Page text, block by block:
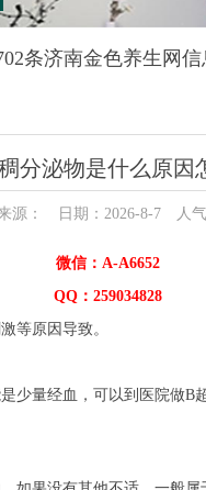
条济南金色养生网信
分泌物是什么原因
源： 日期：2026-8-7 人气
微信：A-A6652
QQ：259034828
等原因导致。
少量经血，可以到医院做